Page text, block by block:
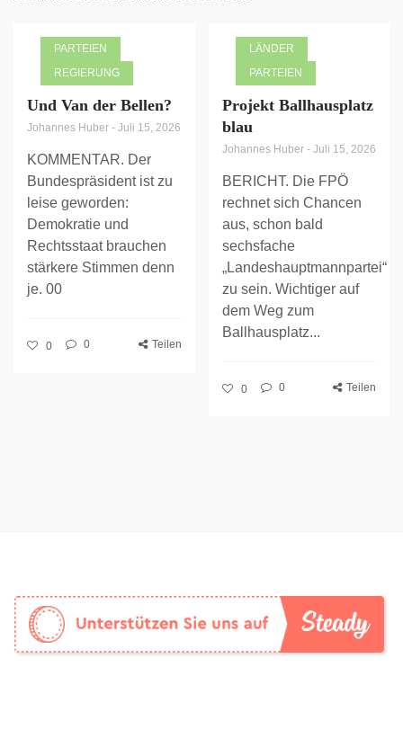
PARTEIEN
REGIERUNG
Und Van der Bellen?
Johannes Huber - Juli 15, 2026
KOMMENTAR. Der
Bundespräsident ist zu
leise geworden:
Demokratie und
Rechtsstaat brauchen
stärkere Stimmen denn
je. 00
0 0 Teilen
LÄNDER
PARTEIEN
Projekt Ballhausplatz
blau
Johannes Huber - Juli 15, 2026
BERICHT. Die FPÖ
rechnet sich Chancen
aus, schon bald
sechsfache
„Landeshauptmannpartei“
zu sein. Wichtiger auf
dem Weg zum
Ballhausplatz...
0 0 Teilen